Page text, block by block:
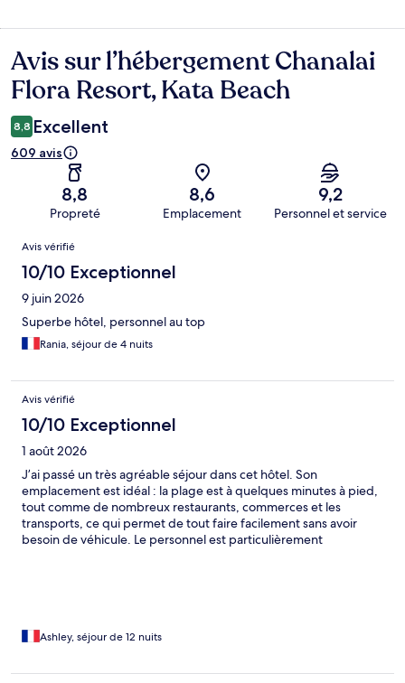
Avis
Avis sur l’hébergement Chanalai
Flora Resort, Kata Beach
8,8 Excellent
609 avis
8,8
Propreté
8,6
Emplacement
9,2
Personnel et service
Avis
Avis vérifié
10/10 Exceptionnel
9 juin 2026
Superbe hôtel, personnel au top
Rania, séjour de 4 nuits
Avis vérifié
10/10 Exceptionnel
1 août 2026
J’ai passé un très agréable séjour dans cet hôtel. Son
emplacement est idéal : la plage est à quelques minutes à pied,
tout comme de nombreux restaurants, commerces et les
transports, ce qui permet de tout faire facilement sans avoir
besoin de véhicule. Le personnel est particulièrement
Ashley, séjour de 12 nuits